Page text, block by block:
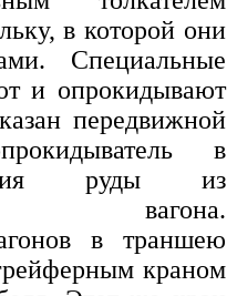
в которой они
Специальные
и опрокидывают
передвижной
в
руды из
вагона.
в траншею
краном